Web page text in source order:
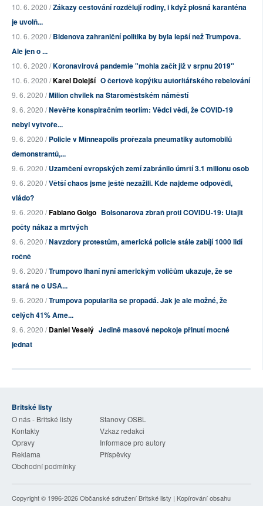
10. 6. 2020 /Zákazy cestování rozdělují rodiny, i když plošná karanténa
je uvolň...
10. 6. 2020 /Bidenova zahraniční politika by byla lepší než Trumpova.
Ale jen o ...
10. 6. 2020 /Koronavirová pandemie "mohla začít již v srpnu 2019"
10. 6. 2020 /Karel Dolejší O čertově kopýtku autoritářského rebelování
9. 6. 2020 /Milion chvilek na Staroměstském náměstí
9. 6. 2020 /Nevěřte konspiračním teoriím: Vědci vědí, že COVID-19
nebyl vytvoře...
9. 6. 2020 /Policie v Minneapolis prořezala pneumatiky automobilů
demonstrantů,...
9. 6. 2020 /Uzamčení evropských zemí zabránilo úmrtí 3.1 milionu osob
9. 6. 2020 /Větší chaos jsme ještě nezažili. Kde najdeme odpovědi,
vládo?
9. 6. 2020 /Fabiano Golgo Bolsonarova zbraň proti COVIDU-19: Utajit
počty nákaz a mrtvých
9. 6. 2020 /Navzdory protestům, americká policie stále zabíjí 1000 lidí
ročně
9. 6. 2020 /Trumpovo lhaní nyní americkým voličům ukazuje, že se
stará ne o USA...
9. 6. 2020 /Trumpova popularita se propadá. Jak je ale možné, že
celých 41% Ame...
9. 6. 2020 /Daniel Veselý Jedině masové nepokoje přinutí mocné
jednat
Britské listy
O nás - Britské listy
Stanovy OSBL
Kontakty
Vzkaz redakci
Opravy
Informace pro autory
Reklama
Příspěvky
Obchodní podmínky
Copyright © 1996-2026Občanské sdružení Britské listy | Kopírování obsahu